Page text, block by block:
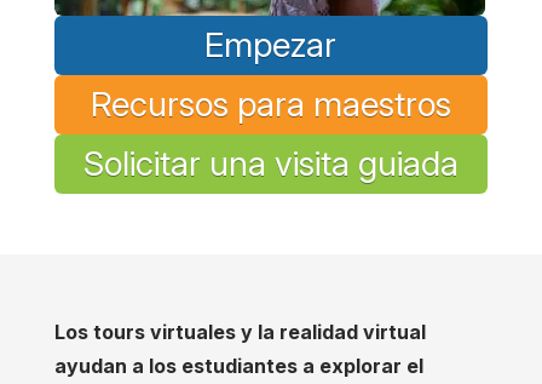
Empezar
Recursos para maestros
Solicitar una visita guiada
Los tours virtuales y la realidad virtual
ayudan a los estudiantes a explorar el